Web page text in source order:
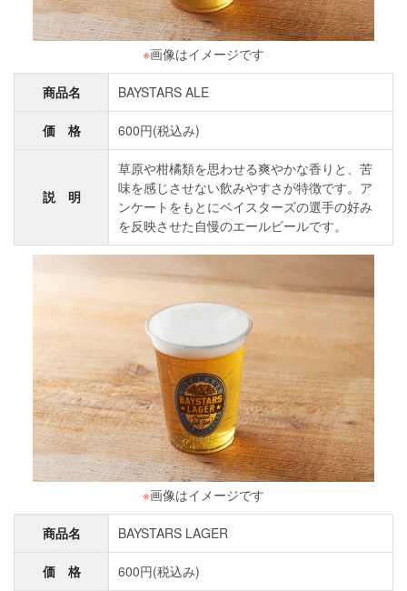
※画像はイメージです
商品名 BAYSTARS ALE
価 格 600円(税込み)
説 明
草原や柑橘類を思わせる爽やかな香りと、苦
味を感じさせない飲みやすさが特徴です。ア
ンケートをもとにベイスターズの選手の好み
を反映させた自慢のエールビールです。
※画像はイメージです
商品名 BAYSTARS LAGER
価 格 600円(税込み)